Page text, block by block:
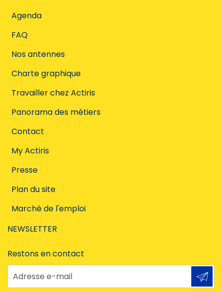
Agenda
FAQ
Nos antennes
Charte graphique
Travailler chez Actiris
Panorama des métiers
Contact
My Actiris
Presse
Plan du site
Marché de l'emploi
NEWSLETTER
Restons en contact
Adresse e-mail